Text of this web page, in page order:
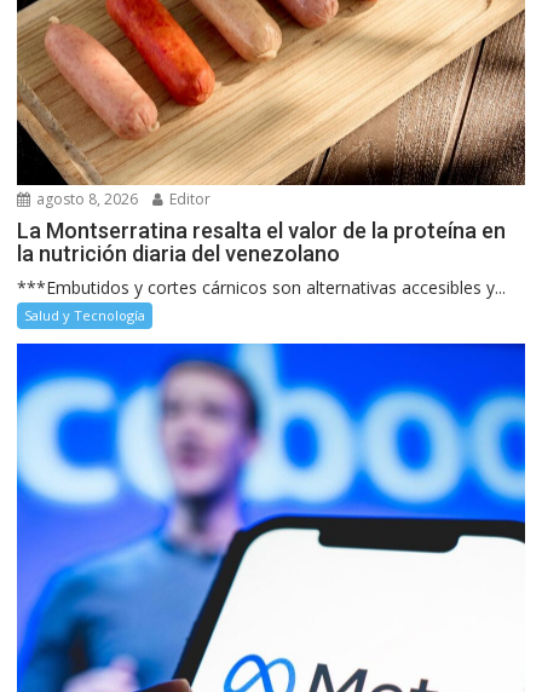
agosto 8, 2026 Editor
La Montserratina resalta el valor de la proteína en
la nutrición diaria del venezolano
***Embutidos y cortes cárnicos son alternativas accesibles y...
Salud y Tecnología